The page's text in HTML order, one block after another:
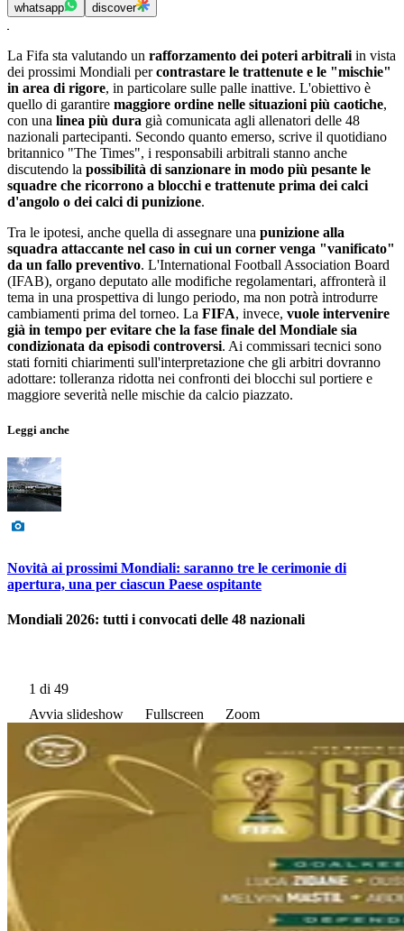
whatsapp discover
La Fifa sta valutando un rafforzamento dei poteri arbitrali in vista
dei prossimi Mondiali percontrastare le trattenute e le "mischie"
in area di rigore, in particolare sulle palle inattive. L'obiettivo è
quello di garantire maggiore ordine nelle situazioni più caotiche,
con una linea più dura già comunicata agli allenatori delle 48
nazionali partecipanti. Secondo quanto emerso, scrive il quotidiano
britannico "The Times", i responsabili arbitrali stanno anche
discutendo la possibilità di sanzionare in modo più pesante le
squadre che ricorrono a blocchi e trattenute prima dei calci
d'angolo o dei calci di punizione.
Tra le ipotesi, anche quella di assegnare una punizione alla
squadra attaccante nel caso in cui un corner venga "vanificato"
da un fallo preventivo. L'International Football Association Board
(IFAB), organo deputato alle modifiche regolamentari, affronterà il
tema in una prospettiva di lungo periodo, ma non potrà introdurre
cambiamenti prima del torneo. La FIFA, invece, vuole intervenire
già in tempo per evitare che la fase finale del Mondiale sia
condizionata da episodi controversi. Ai commissari tecnici sono
stati forniti chiarimenti sull'interpretazione che gli arbitri dovranno
adottare: tolleranza ridotta nei confronti dei blocchi sul portiere e
maggiore severità nelle mischie da calcio piazzato.
Leggi anche
Novità ai prossimi Mondiali: saranno tre le cerimonie di
apertura, una per ciascun Paese ospitante
Mondiali 2026: tutti i convocati delle 48 nazionali
1 di 49
Avvia slideshow
Fullscreen Zoom